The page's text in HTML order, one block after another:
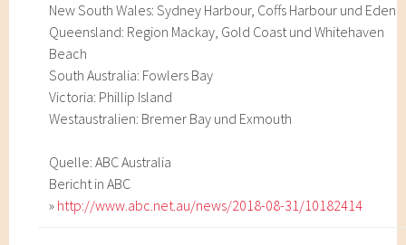
New South Wales: Sydney Harbour, Coffs Harbour und Eden
Queensland: Region Mackay, Gold Coast und Whitehaven
Beach
South Australia: Fowlers Bay
Victoria: Phillip Island
Westaustralien: Bremer Bay und Exmouth
Quelle: ABC Australia
Bericht in ABC
» http://www.abc.net.au/news/2018-08-31/10182414